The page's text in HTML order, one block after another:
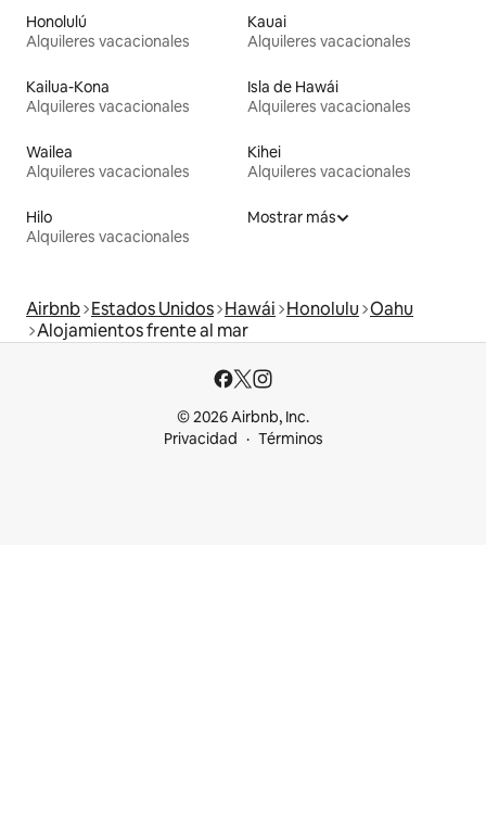
Honolulú
Alquileres vacacionales
Kauai
Alquileres vacacionales
Kailua-Kona
Alquileres vacacionales
Isla de Hawái
Alquileres vacacionales
Wailea
Alquileres vacacionales
Kihei
Alquileres vacacionales
Hilo
Alquileres vacacionales
Mostrar más
Airbnb Estados Unidos Hawái Honolulu Oahu
Alojamientos frente al mar
© 2026 Airbnb, Inc.
Privacidad
Términos